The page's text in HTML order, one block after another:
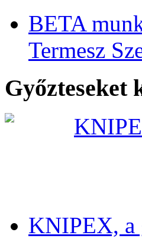
BETA
Termesz
Győzteseket
KNIPEX, a